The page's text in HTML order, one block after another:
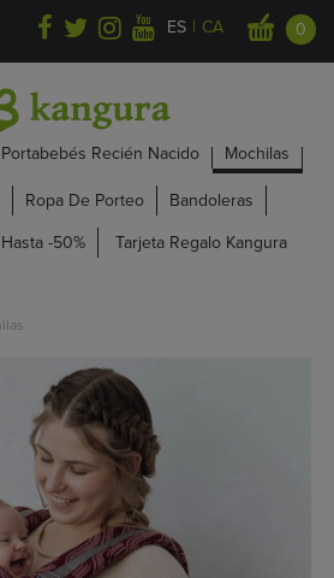
ES | CA 0
Portabebés Recién Nacido
Mochilas
Ropa De Porteo
Bandoleras
-50% Tarjeta Regalo Kangura